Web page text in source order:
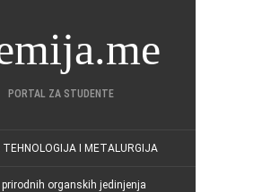
PORTAL ZA STUDENTE
TEHNOLOGIJA I METALURGIJA
prirodnih organskih jedinjenja